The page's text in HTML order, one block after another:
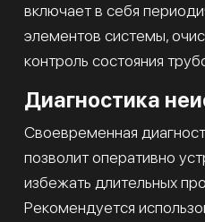
включает в себя
элементов системы,
контроль состояния
Диагностика
Своевременная
позволит оперативно
избежать длительных
Рекомендуется